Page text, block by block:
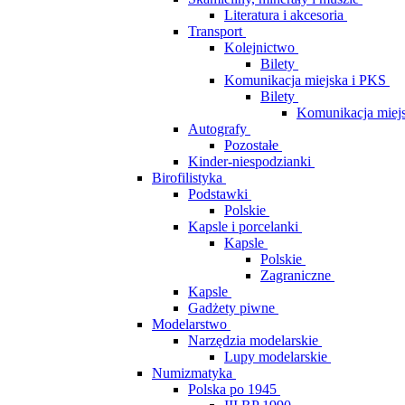
Literatura i akcesoria
Transport
Kolejnictwo
Bilety
Komunikacja miejska i PKS
Bilety
Komunikacja
Autografy
Pozostałe
Kinder-niespodzianki
Birofilistyka
Podstawki
Polskie
Kapsle i porcelanki
Kapsle
Polskie
Zagraniczne
Kapsle
Gadżety piwne
Modelarstwo
Narzędzia modelarskie
Lupy modelarskie
Numizmatyka
Polska po 1945